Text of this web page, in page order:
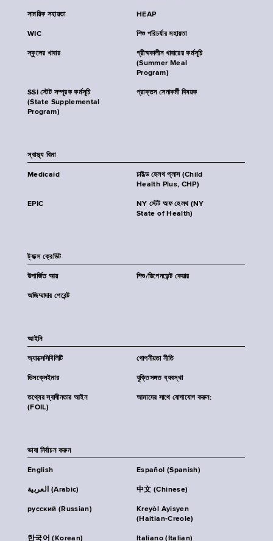
সাময়িক সহায়তা HEAP
WIC শিশু পরিচর্যার সহায়তা
স্কুলের খাবার
গ্রীষ্মকালীন খাবারের কর্মসূচি
(Summer Meal
Program)
SSI স্টেট সম্পূরক কর্মসূচি
(State Supplemental
Program)
প্রাক্তন সেনাকর্মী বিষয়ক
স্বাস্থ্য বিমা
Medicaid
চাইল্ড হেলথ প্লাস (Child
Health Plus, CHP)
EPIC
NY স্টেট অফ হেলথ (NY
State of Health)
ট্যাক্স ক্রেডিট
উপার্জিত আয় শিশু/ডিপেনডেন্ট কেয়ার
অজিম্মাদার পেরেন্ট
আইনি
অ্যাক্সেসিবিলিটি গোপনীয়তা নীতি
ডিসক্লেইমার যুক্তিসঙ্গত ব্যবস্থা
তথ্যের স্বাধীনতার আইন
(FOIL)
আমাদের সাথে যোগাযোগ করুন:
ভাষা নির্বাচন করুন
English Español (Spanish)
العربية (Arabic) 中文 (Chinese)
русский (Russian)
Kreyòl Ayisyen
(Haitian-Creole)
한국어 (Korean) Italiano (Italian)